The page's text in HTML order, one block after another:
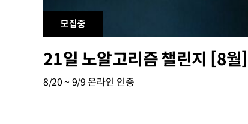
모집중
21일 노알고리즘 챌린지 [8월]
8/20 ~ 9/9온라인 인증